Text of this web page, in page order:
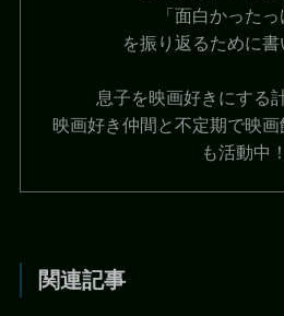
「面白かったっ
を振り返るために書
息子を映画好きにする
映画好き仲間と不定期で映画
も活動中！
関連記事